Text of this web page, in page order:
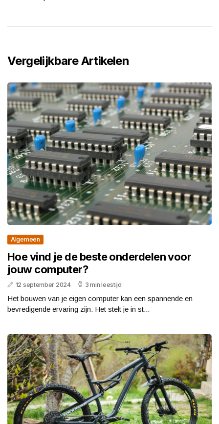
Vergelijkbare Artikelen
Algemeen
Hoe vind je de beste onderdelen voor
jouw computer?
12 september 2024 3 min leestijd
Het bouwen van je eigen computer kan een spannende en
bevredigende ervaring zijn. Het stelt je in st...